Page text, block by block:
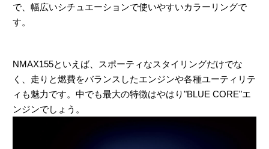
で、幅広いシチュエーションで使いやすいカラーリングで
す。
NMAX155といえば、スポーティなスタイリングだけでな
く、走りと燃費をバランスしたエンジンや各種ユーティリテ
ィも魅力です。中でも最大の特徴はやはり"BLUE CORE"エ
ンジンでしょう。